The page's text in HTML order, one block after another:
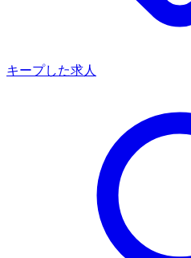
キープした求人